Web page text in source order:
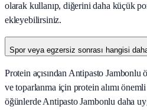
olarak kullanıp, diğerini daha küçük
ekleyebilirsiniz.
Spor veya egzersiz sonrası hangisi
Protein açısından Antipasto Jambonlu
ve toparlanma için protein alımı
öğünlerde Antipasto Jambonlu daha